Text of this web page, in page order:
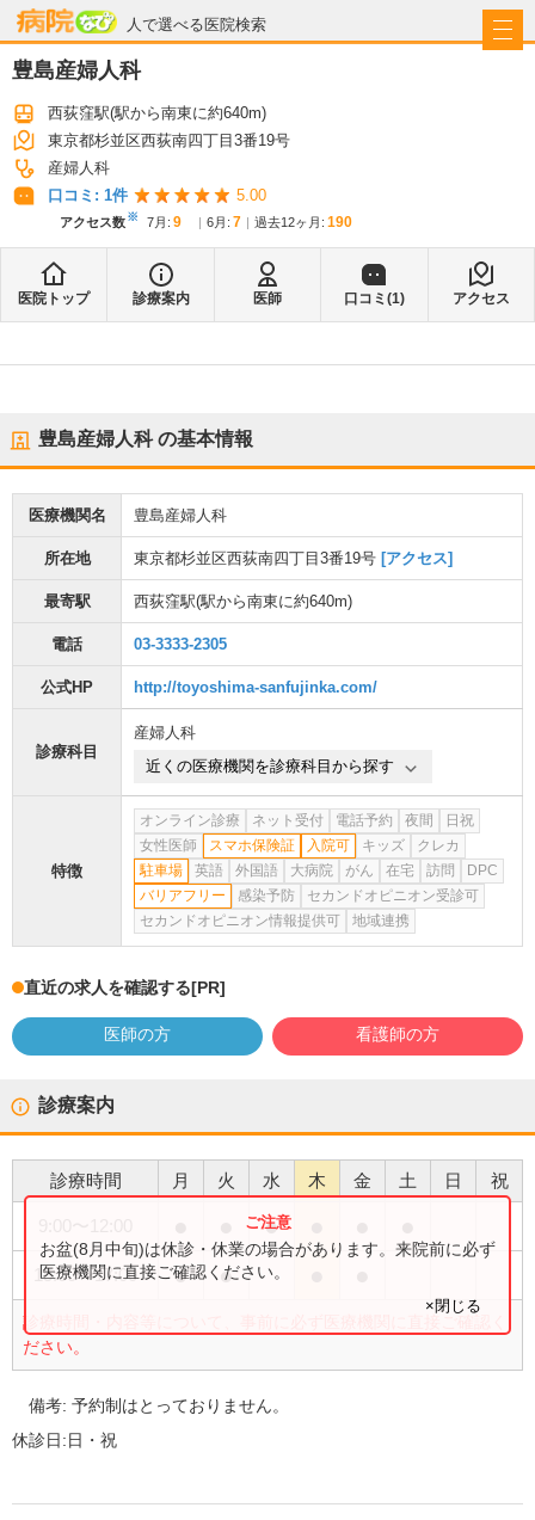
人で選べる医院検索
病院なび
豊島産婦人科
西荻窪駅(駅から南東に約640m)
東京都杉並区西荻南四丁目3番19号
産婦人科
口コミ: 1件 5.00
アクセス数※ 7月 : 9 6月 : 7 過去12ヶ月: 190
医院トップ 診療案内 医師 口コミ(1) アクセス
豊島産婦人科の基本情報
医療機関名 豊島産婦人科
所在地 東京都杉並区西荻南四丁目3番19号 [アクセス]
最寄駅 西荻窪駅(駅から南東に約640m)
電話 03-3333-2305
公式HP http://toyoshima-sanfujinka.com/
診療科目
産婦人科
近くの医療機関を診療科目から探す
特徴
オンライン診療 ネット受付 電話予約 夜間
日祝
女性医師
スマホ保険証 入院可 キッズ
クレカ
駐車場
英語 外国語 大病院 がん 在宅 訪問
DPC
バリアフリー
感染予防
セカンドオピニオン受診可
セカンドオピニオン情報提供可
地域連携
直近の求人を確認する[PR]
医師の方 看護師の方
診療案内
診療時間 月 火 水 木 金 土 日 祝
●
15:00〜17:00 ● ●
診療時間・内容等について、事前に必ず医療機関に直接ご確認く
ださい。
お盆(8月中旬)は休診・休業の場合があります。来院前に必ず
医療機関に直接ご確認ください。
×閉じる
備考:予約制はとっておりません。
休診日:日・祝